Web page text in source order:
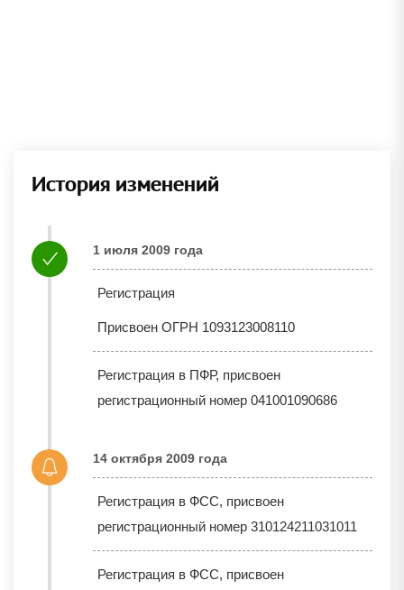
История изменений
1 июля 2009 года
Регистрация
Присвоен ОГРН 1093123008110
Регистрация в ПФР, присвоен
регистрационный номер 041001090686
14 октября 2009 года
Регистрация в ФСС, присвоен
регистрационный номер 310124211031011
Регистрация в ФСС, присвоен